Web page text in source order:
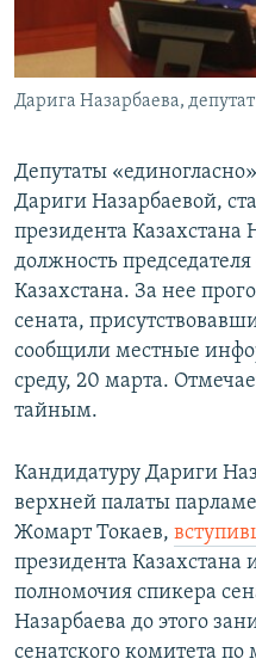
Дарига Назарбаева,
Депутаты
Дариги Назарбаевой,
президента Казахстана
должность
Казахстана. За нее
сената,
сообщили местные
среду, 20 марта.
тайным.
Кандидатуру Дариги
верхней палаты
Жомарт Токаев,
президента Казахстана
полномочия спикера
Назарбаева до этого
сенатского комитета